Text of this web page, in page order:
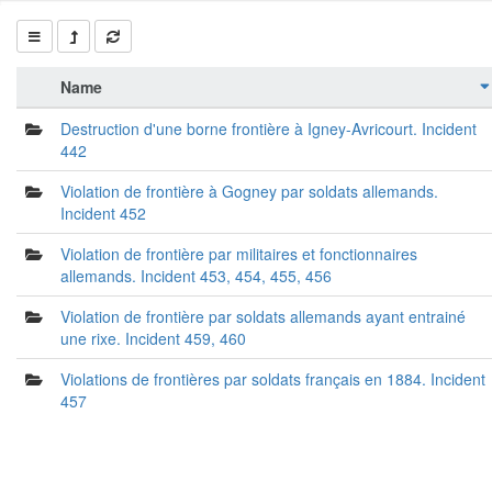
Name
Destruction d'une borne frontière à Igney-Avricourt. Incident
442
Violation de frontière à Gogney par soldats allemands.
Incident 452
Violation de frontière par militaires et fonctionnaires
allemands. Incident 453, 454, 455, 456
Violation de frontière par soldats allemands ayant entrainé
une rixe. Incident 459, 460
Violations de frontières par soldats français en 1884. Incident
457